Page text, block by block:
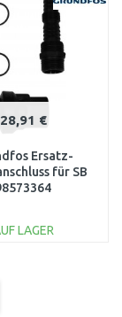
Vergleichen
28,91 €
Ersatz-
für SB
LAGER